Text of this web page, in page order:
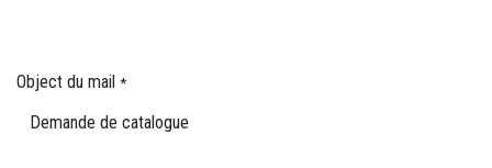
Object du mail *